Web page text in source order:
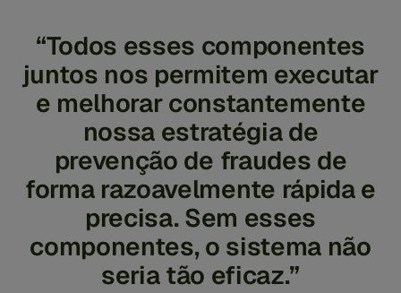
“Todos esses componentes
juntos nos permitem executar
e melhorar constantemente
nossa estratégia de
prevenção de fraudes de
forma razoavelmente rápida e
precisa. Sem esses
componentes, o sistema não
seria tão eficaz.”